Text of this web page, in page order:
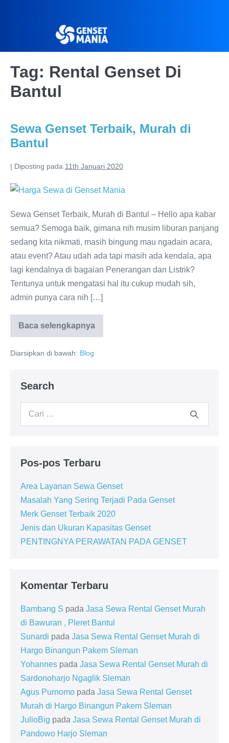
Tag: Rental Genset Di
Bantul
Sewa Genset Terbaik, Murah di
Bantul
| Diposting pada 11th Januari 2020
Sewa Genset Terbaik, Murah di Bantul – Hello apa kabar
semua? Semoga baik, gimana nih musim liburan panjang
sedang kita nikmati, masih bingung mau ngadain acara,
atau event? Atau udah ada tapi masih ada kendala, apa
lagi kendalnya di bagaian Penerangan dan Listrik?
Tentunya untuk mengatasi hal itu cukup mudah sih,
admin punya cara nih […]
Baca selengkapnya
Diarsipkan di bawah: Blog
Search
Pos-pos Terbaru
Area Layanan Sewa Genset
Masalah Yang Sering Terjadi Pada Genset
Merk Genset Terbaik 2020
Jenis dan Ukuran Kapasitas Genset
PENTINGNYA PERAWATAN PADA GENSET
Komentar Terbaru
Bambang S pada Jasa Sewa Rental Genset Murah
di Bawuran , Pleret Bantul
Sunardi pada Jasa Sewa Rental Genset Murah di
Hargo Binangun Pakem Sleman
Yohannes pada Jasa Sewa Rental Genset Murah di
Sardonoharjo Ngaglik Sleman
Agus Purnomo pada Jasa Sewa Rental Genset
Murah di Hargo Binangun Pakem Sleman
JulioBig pada Jasa Sewa Rental Genset Murah di
Pandowo Harjo Sleman